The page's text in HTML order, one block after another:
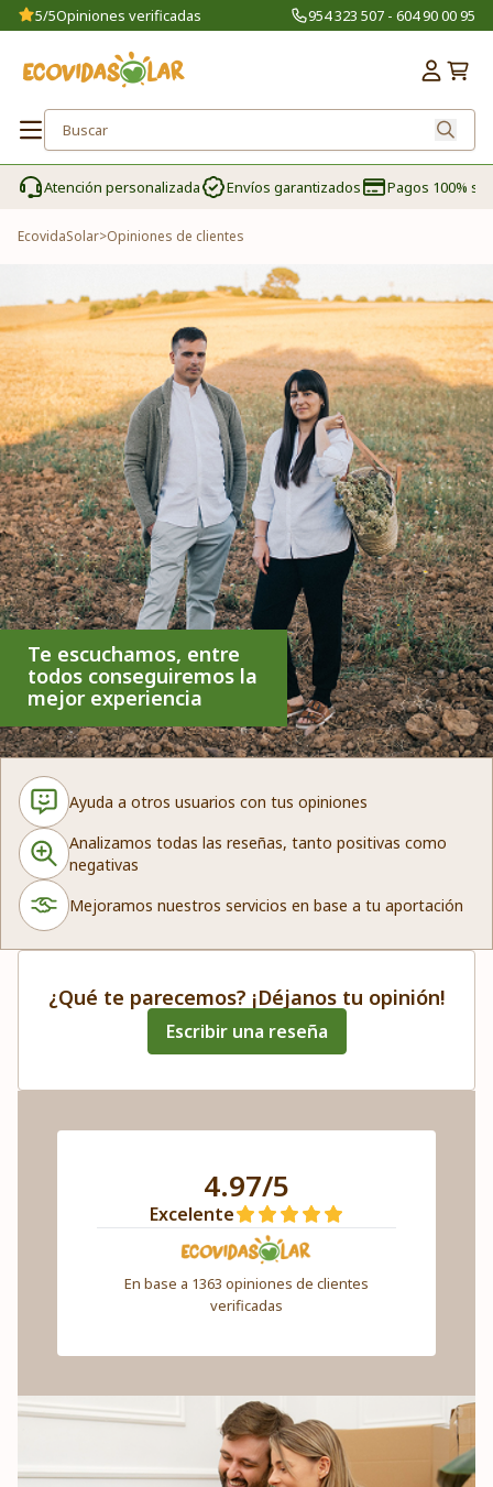
5/5Opiniones verificadas 954 323 507 - 604 90 00 95
Atención personalizada Envíos garantizados Pagos 100%
EcovidaSolar>Opiniones de clientes
Te escuchamos, entre
todos conseguiremos la
mejor experiencia
Ayuda a otros usuarios con tus opiniones
Analizamos todas las reseñas, tanto positivas como
negativas
Mejoramos nuestros servicios en base a tu aportación
¿Qué te parecemos? ¡Déjanos tu opinión!
Escribir una reseña
4.97/5
Excelente
En base a 1363 opiniones de clientes
verificadas